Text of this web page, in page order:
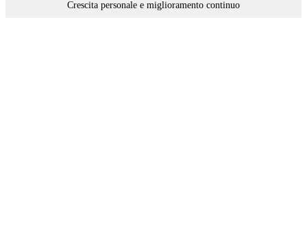
Crescita personale e miglioramento continuo